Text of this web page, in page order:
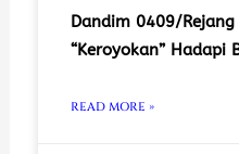
Dandim 0409/
“Keroyokan” Hadapi
READ MORE »